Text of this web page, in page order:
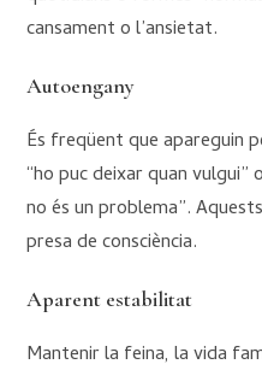
cansament o l’ansietat.
Autoengany
És freqüent que apareguin
“ho puc deixar quan
no és un problema”.
presa de consciència.
Aparent estabilitat
Mantenir la feina, la vida